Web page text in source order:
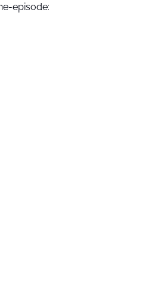
episode: